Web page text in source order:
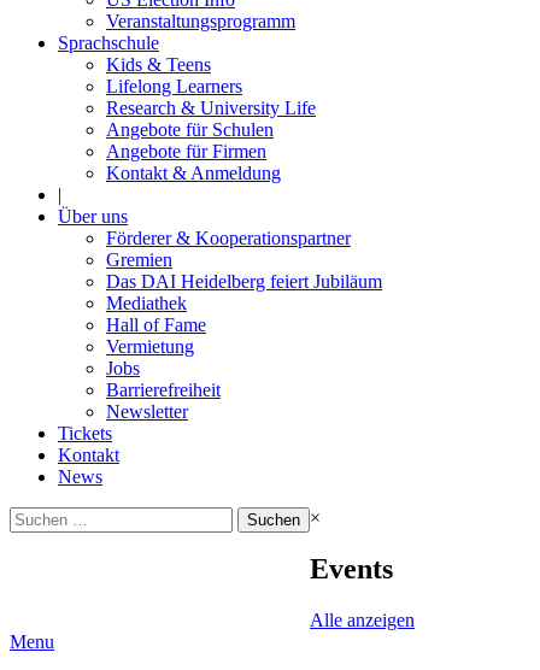
Veranstaltungsprogramm
Sprachschule
Kids & Teens
Lifelong Learners
Research & University Life
Angebote für Schulen
Angebote für Firmen
Kontakt & Anmeldung
|
Über uns
Förderer & Kooperationspartner
Gremien
Das DAI Heidelberg feiert Jubiläum
Mediathek
Hall of Fame
Vermietung
Jobs
Barrierefreiheit
Newsletter
Tickets
Kontakt
News
Suchen
nach:
×
Events
Alle anzeigen
Menu